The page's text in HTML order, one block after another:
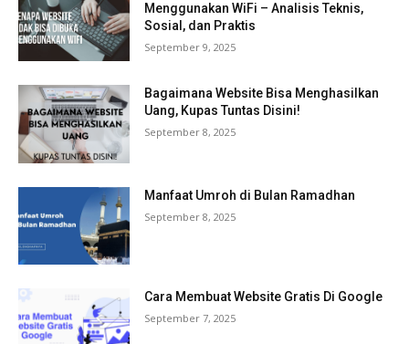
Menggunakan WiFi – Analisis Teknis,
Sosial, dan Praktis
September 9, 2025
Bagaimana Website Bisa Menghasilkan
Uang, Kupas Tuntas Disini!
September 8, 2025
Manfaat Umroh di Bulan Ramadhan
September 8, 2025
Cara Membuat Website Gratis Di Google
September 7, 2025